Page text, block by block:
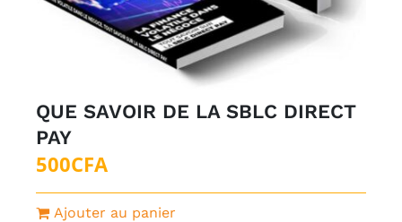
QUE SAVOIR DE LA SBLC DIRECT
PAY
500CFA
Ajouter au panier